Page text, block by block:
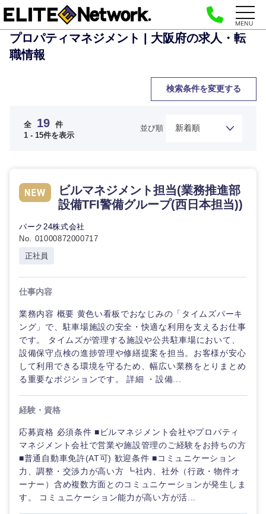
MENU
プロパティマネジメント | 大阪府の求人・転
職情報
検索条件を変更する
ご希望の職種を選択してください
経営企
画・事業
すべての経営企画・事業企
ご希望の職種を選択してください
経営企画・事業企画
ご希望の業界を選択してください
商社・卸
ご希望の勤務地を選択してください
北海道・東北地方
ご希望条件を入力ください
希望年収
全 19 件
1 - 15件を表示
並び順
ビルマネジメント担当(業務推進部
設備TFI警備グループ(西日本担当))
パーク24株式会社
No. 01000872000717
正社員
仕事内容
業務内容 概要 黄色い看板でおなじみの「タイムズパーキ
ング」で、駐車場施設の安全・快適な利用を支えるお仕事
です。 タイムズが管理する施設や公共駐車場において、
設備保守点検の進捗管理や修繕提案を担当。お客様が安心
して利用できる環境を守るため、幅広い業務をとりまとめ
る重要なポジションです。 詳細 ・設備...
経験・資格
応募資格 必須条件 ■ビルマネジメント会社やプロパティ
マネジメント会社で営業や施設管理のご経験をお持ちの方
■普通自動車免許(AT可) 歓迎条件 ■コミュニケーション
力、調整・交渉力が高い方 ┗社内、社外（行政・物件オ
ーナー）含め複数方面とのコミュニケーションが発生しま
す。 コミュニケーション能力が高い方が活...